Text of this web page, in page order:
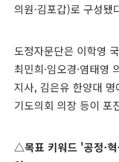
의원·김포갑)로 구성됐
도정자문단은 이학영
최민희·임오경·염태영
지사, 김은유 한양대 명
기도의회 의장 등이 포
△목표 키워드 '공정·